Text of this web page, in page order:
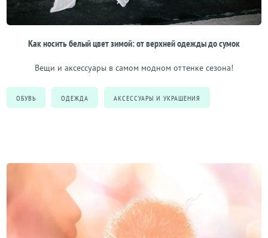
Как носить белый цвет зимой: от верхней одежды до сумок
Вещи и аксессуары в самом модном оттенке сезона!
ОБУВЬ ОДЕЖДА АКСЕССУАРЫ И УКРАШЕНИЯ